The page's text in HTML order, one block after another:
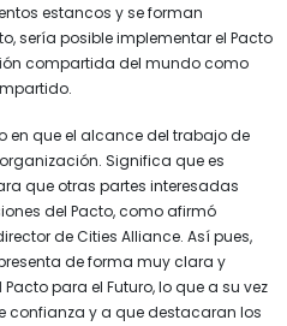
estancos y se forman
sería posible implementar el Pacto
compartida del mundo como
en que el alcance del trabajo de
Significa que es
que otras partes interesadas
del Pacto, como afirmó
de Cities Alliance. Así pues,
de forma muy clara y
para el Futuro, lo que a su vez
confianza y a que destacaran los